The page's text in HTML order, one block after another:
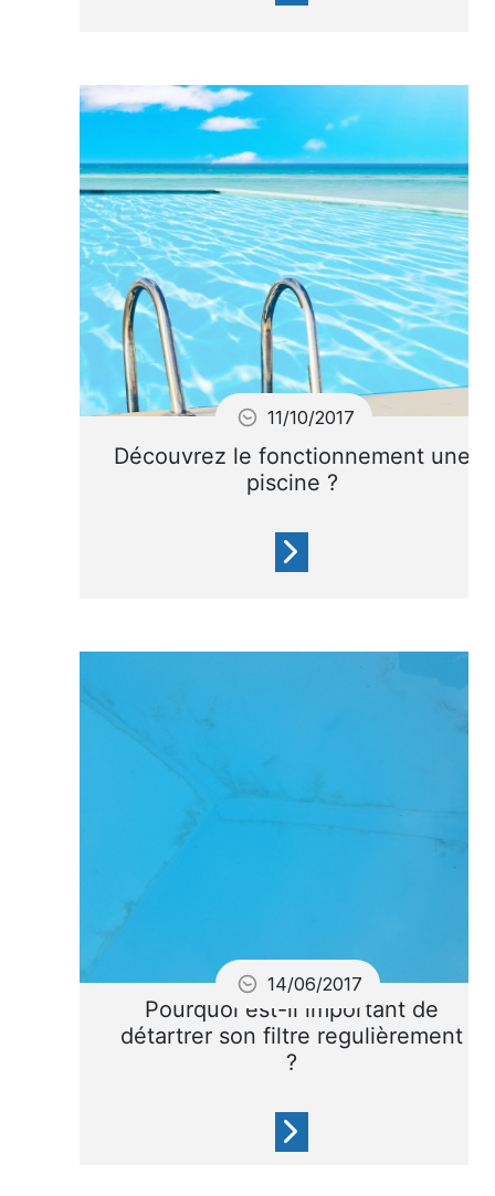
Malgré un entretien régulier,
il se peut que vous retrouviez
au printemps une eau verte.
Découvrez le fonctionnement une
piscine ?
Les différents éléments d'une
11/10/2017
Pourquoi est-il important de
détartrer son filtre regulièrement
?
14/06/2017